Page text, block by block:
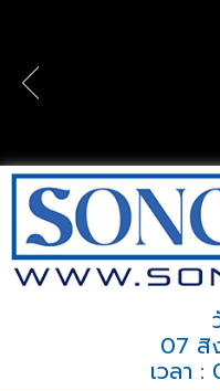
07 สิ
เวลา